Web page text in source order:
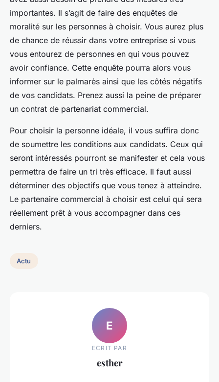
importantes. Il s’agit de faire des enquêtes de
moralité sur les personnes à choisir. Vous aurez plus
de chance de réussir dans votre entreprise si vous
vous entourez de personnes en qui vous pouvez
avoir confiance. Cette enquête pourra alors vous
informer sur le palmarès ainsi que les côtés négatifs
de vos candidats. Prenez aussi la peine de préparer
un contrat de partenariat commercial.
Pour choisir la personne idéale, il vous suffira donc
de soumettre les conditions aux candidats. Ceux qui
seront intéressés pourront se manifester et cela vous
permettra de faire un tri très efficace. Il faut aussi
déterminer des objectifs que vous tenez à atteindre.
Le partenaire commercial à choisir est celui qui sera
réellement prêt à vous accompagner dans ces
derniers.
Actu
E
ECRIT PAR
esther